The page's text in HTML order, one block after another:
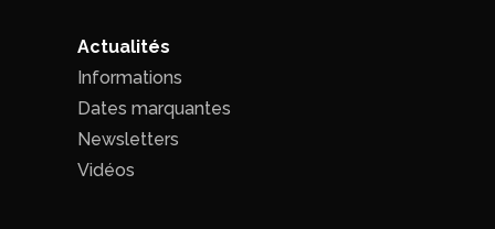
Actualités
Informations
Dates marquantes
Newsletters
Vidéos